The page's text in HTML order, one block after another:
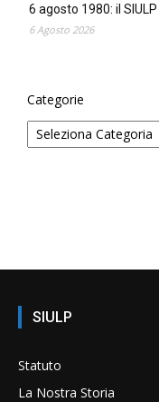
6 agosto 1980: il
6 Agosto 2026
Categorie
SIULP
Statuto
La Nostra Storia